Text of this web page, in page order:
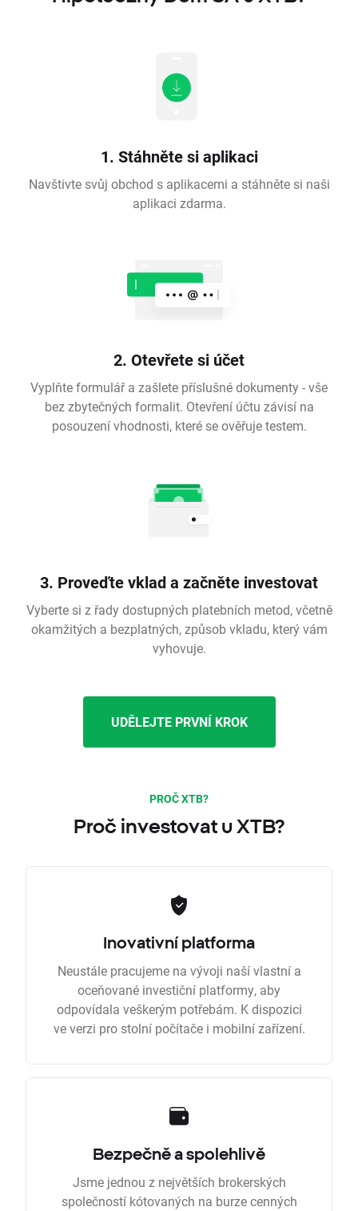
1. Stáhněte si aplikaci
Navštivte svůj obchod s aplikacemi a stáhněte si naši
aplikaci zdarma.
2. Otevřete si účet
Vyplňte formulář a zašlete příslušné dokumenty - vše
bez zbytečných formalit. Otevření účtu závisí na
posouzení vhodnosti, které se ověřuje testem.
3. Proveďte vklad a začněte investovat
Vyberte si z řady dostupných platebních metod, včetně
okamžitých a bezplatných, způsob vkladu, který vám
vyhovuje.
UDĚLEJTE PRVNÍ KROK
PROČ XTB?
Proč investovat u XTB?
Inovativní platforma
Neustále pracujeme na vývoji naší vlastní a
oceňované investiční platformy, aby
odpovídala veškerým potřebám. K dispozici
ve verzi pro stolní počítače i mobilní zařízení.
Bezpečně a spolehlivě
Jsme jednou z největších brokerských
společností kótovaných na burze cenných